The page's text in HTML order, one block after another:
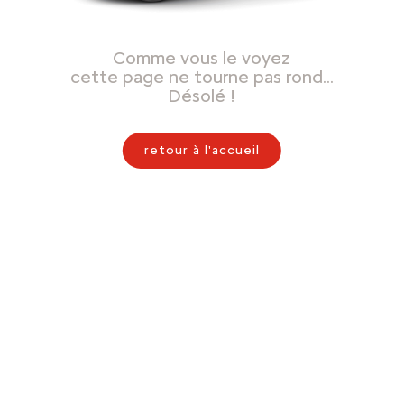
Comme vous le voyez
cette page ne tourne pas rond…
Désolé !
retour à l'accueil